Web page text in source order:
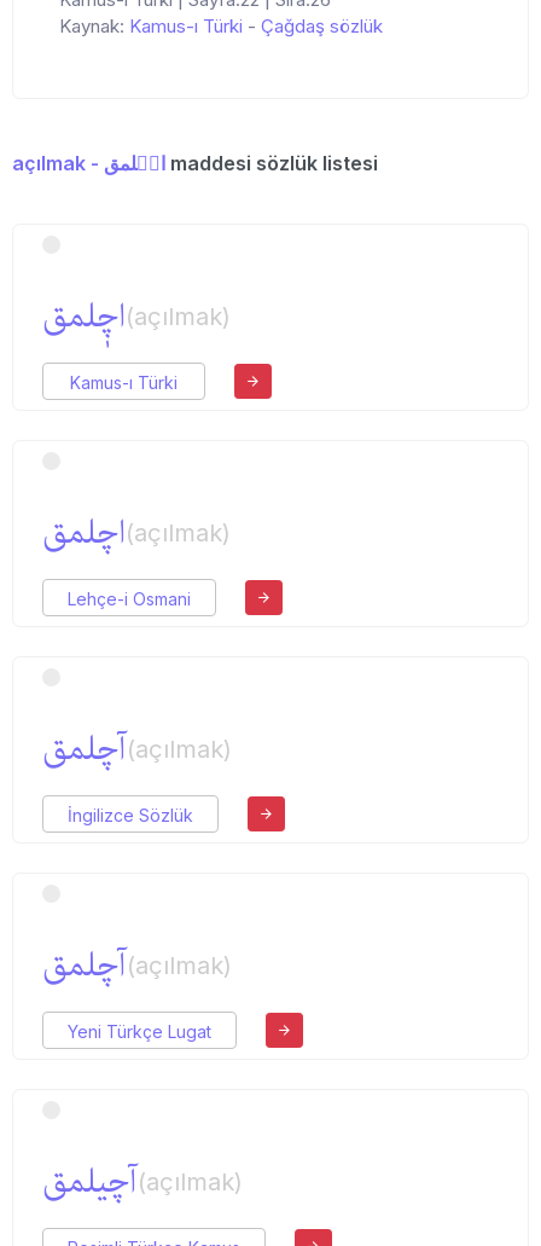
Kaynak: Kamus-ı Türki - Çağdaş sözlük
açılmak - اچٖلمق maddesi sözlük listesi
اچٖلمق(açılmak)
Kamus-ı Türki
اچلمق(açılmak)
Lehçe-i Osmani
آچلمق(açılmak)
İngilizce Sözlük
آچلمق(açılmak)
Yeni Türkçe Lugat
آچیلمق(açılmak)